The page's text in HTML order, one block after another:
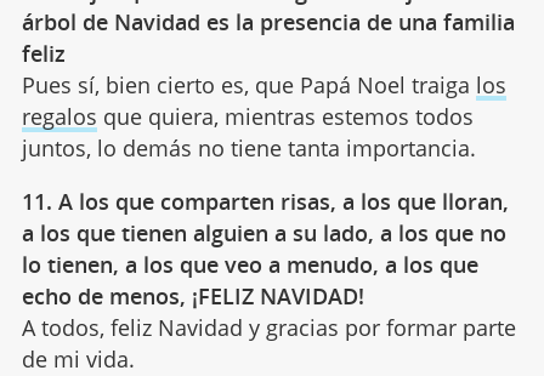
árbol de Navidad es la presencia de una familia
feliz
Pues sí, bien cierto es, que Papá Noel traiga los
regalos que quiera, mientras estemos todos
juntos, lo demás no tiene tanta importancia.
11. A los que comparten risas, a los que lloran,
a los que tienen alguien a su lado, a los que no
lo tienen, a los que veo a menudo, a los que
echo de menos, ¡FELIZ NAVIDAD!
A todos, feliz Navidad y gracias por formar parte
de mi vida.